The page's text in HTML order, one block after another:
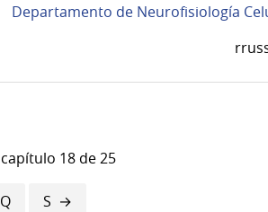
Departamento de Neurofisiología
18 de 25
Q S